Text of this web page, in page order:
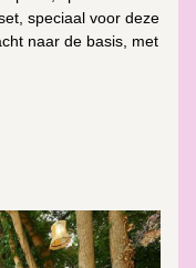
speciaal voor deze
naar de basis, met